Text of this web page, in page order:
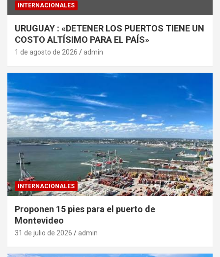
INTERNACIONALES
URUGUAY : «DETENER LOS PUERTOS TIENE UN
COSTO ALTÍSIMO PARA EL PAÍS»
1 de agosto de 2026 admin
INTERNACIONALES
Proponen 15 pies para el puerto de
Montevideo
31 de julio de 2026 admin